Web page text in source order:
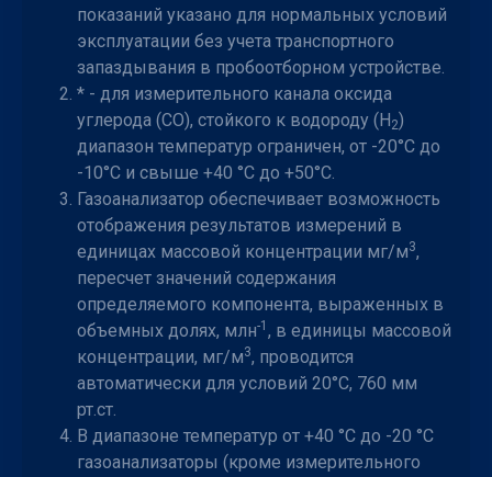
показаний указано для нормальных условий
эксплуатации без учета транспортного
запаздывания в пробоотборном устройстве.
* - для измерительного канала оксида
углерода (CO), стойкого к водороду (H2)
диапазон температур ограничен, от -20°C до
-10°C и свыше +40 °C до +50°C.
Газоанализатор обеспечивает возможность
отображения результатов измерений в
единицах массовой концентрации мг/м3,
пересчет значений содержания
определяемого компонента, выраженных в
объемных долях, млн-1 , в единицы массовой
концентрации, мг/м3, проводится
автоматически для условий 20°C, 760 мм
рт.ст.
В диапазоне температур от +40 °C до -20 °C
газоанализаторы (кроме измерительного